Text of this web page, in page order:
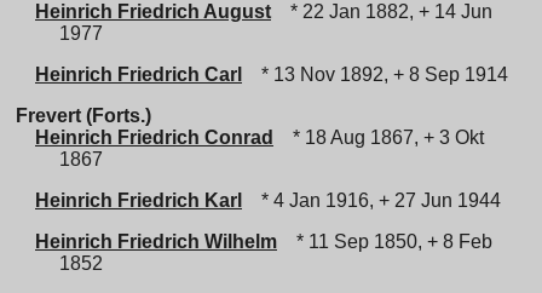
Heinrich Friedrich August
* 22 Jan 1882, + 14 Jun
1977
Heinrich Friedrich Carl
* 13 Nov 1892, + 8 Sep 1914
Frevert (Forts.)
Heinrich Friedrich Conrad
* 18 Aug 1867, + 3 Okt
1867
Heinrich Friedrich Karl
* 4 Jan 1916, + 27 Jun 1944
Heinrich Friedrich Wilhelm
* 11 Sep 1850, + 8 Feb
1852